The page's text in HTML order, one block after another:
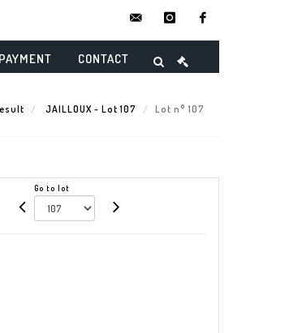
instagram
PAYMENT CONTACT
JAILLOUX - Lot 107 Lot n° 107
Go to lot